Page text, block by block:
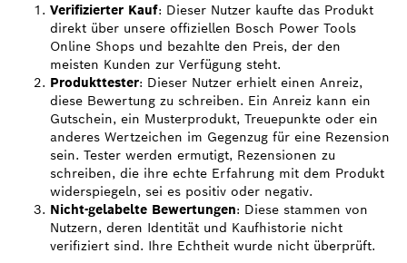
Verifizierter Kauf: Dieser Nutzer kaufte das Produkt
direkt über unsere offiziellen Bosch Power Tools
Online Shops und bezahlte den Preis, der den
meisten Kunden zur Verfügung steht.
Produkttester: Dieser Nutzer erhielt einen Anreiz,
diese Bewertung zu schreiben. Ein Anreiz kann ein
Gutschein, ein Musterprodukt, Treuepunkte oder ein
anderes Wertzeichen im Gegenzug für eine Rezension
sein. Tester werden ermutigt, Rezensionen zu
schreiben, die ihre echte Erfahrung mit dem Produkt
widerspiegeln, sei es positiv oder negativ.
Nicht-gelabelte Bewertungen: Diese stammen von
Nutzern, deren Identität und Kaufhistorie nicht
verifiziert sind. Ihre Echtheit wurde nicht überprüft.